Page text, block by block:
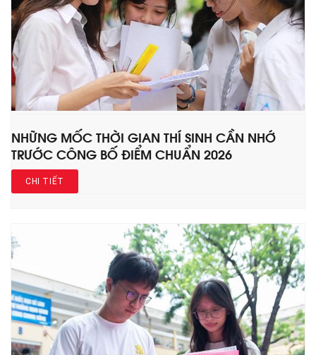
NHỮNG MỐC THỜI GIAN THÍ SINH CẦN NHỚ
TRƯỚC CÔNG BỐ ĐIỂM CHUẨN 2026
CHI TIẾT